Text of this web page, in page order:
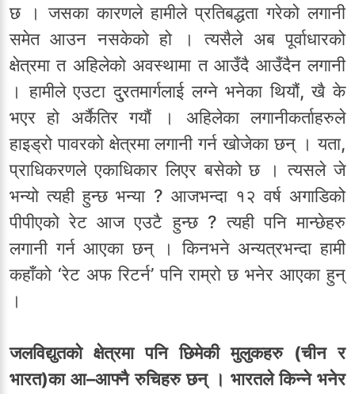
छ । जसका कारणले हामीले प्रतिबद्धता गरेको लगानी
समेत आउन नसकेको हो । त्यसैले अब पूर्वाधारको
क्षेत्रमा त अहिलेको अवस्थामा त आउँदै आउँदैन लगानी
। हामीले एउटा दु्रतमार्गलाई लग्ने भनेका थियौं, खै के
भएर हो अर्कैतिर गयौं । अहिलेका लगानीकर्ताहरुले
हाइड्रो पावरको क्षेत्रमा लगानी गर्न खोजेका छन् । यता,
प्राधिकरणले एकाधिकार लिएर बसेको छ । त्यसले जे
भन्यो त्यही हुन्छ भन्या ? आजभन्दा १२ वर्ष अगाडिको
पीपीएको रेट आज एउटै हुन्छ ? त्यही पनि मान्छेहरु
लगानी गर्न आएका छन् । किनभने अन्यत्रभन्दा हामी
कहाँको ‘रेट अफ रिटर्न’ पनि राम्रो छ भनेर आएका हुन्
।
जलविद्युतको क्षेत्रमा पनि छिमेकी मुलुकहरु (चीन र
भारत)का आ–आफ्नै रुचिहरु छन् । भारतले किन्ने भनेर